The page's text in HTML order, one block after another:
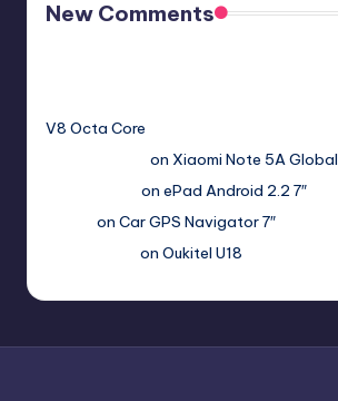
New Comments
V8 Octa Core
on Xiaomi Note 5A Global
on ePad Android 2.2 7″
on Car GPS Navigator 7″
on Oukitel U18